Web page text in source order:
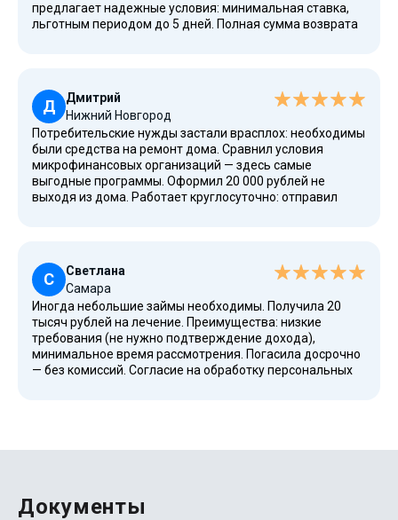
предлагает надежные условия: минимальная ставка,
льготным периодом до 5 дней. Полная сумма возврата
сбербанка — удобство для бизнеса.
Д
Дмитрий
Нижний Новгород
Потребительские нужды застали врасплох: необходимы
были средства на ремонт дома. Сравнил условия
микрофинансовых организаций — здесь самые
выгодные программы. Оформил 20 000 рублей не
выходя из дома. Работает круглосуточно: отправил
приходит.
С
Светлана
Самара
Иногда небольшие займы необходимы. Получила 20
тысяч рублей на лечение. Преимущества: низкие
требования (не нужно подтверждение дохода),
минимальное время рассмотрения. Погасила досрочно
— без комиссий. Согласие на обработку персональных
Документы